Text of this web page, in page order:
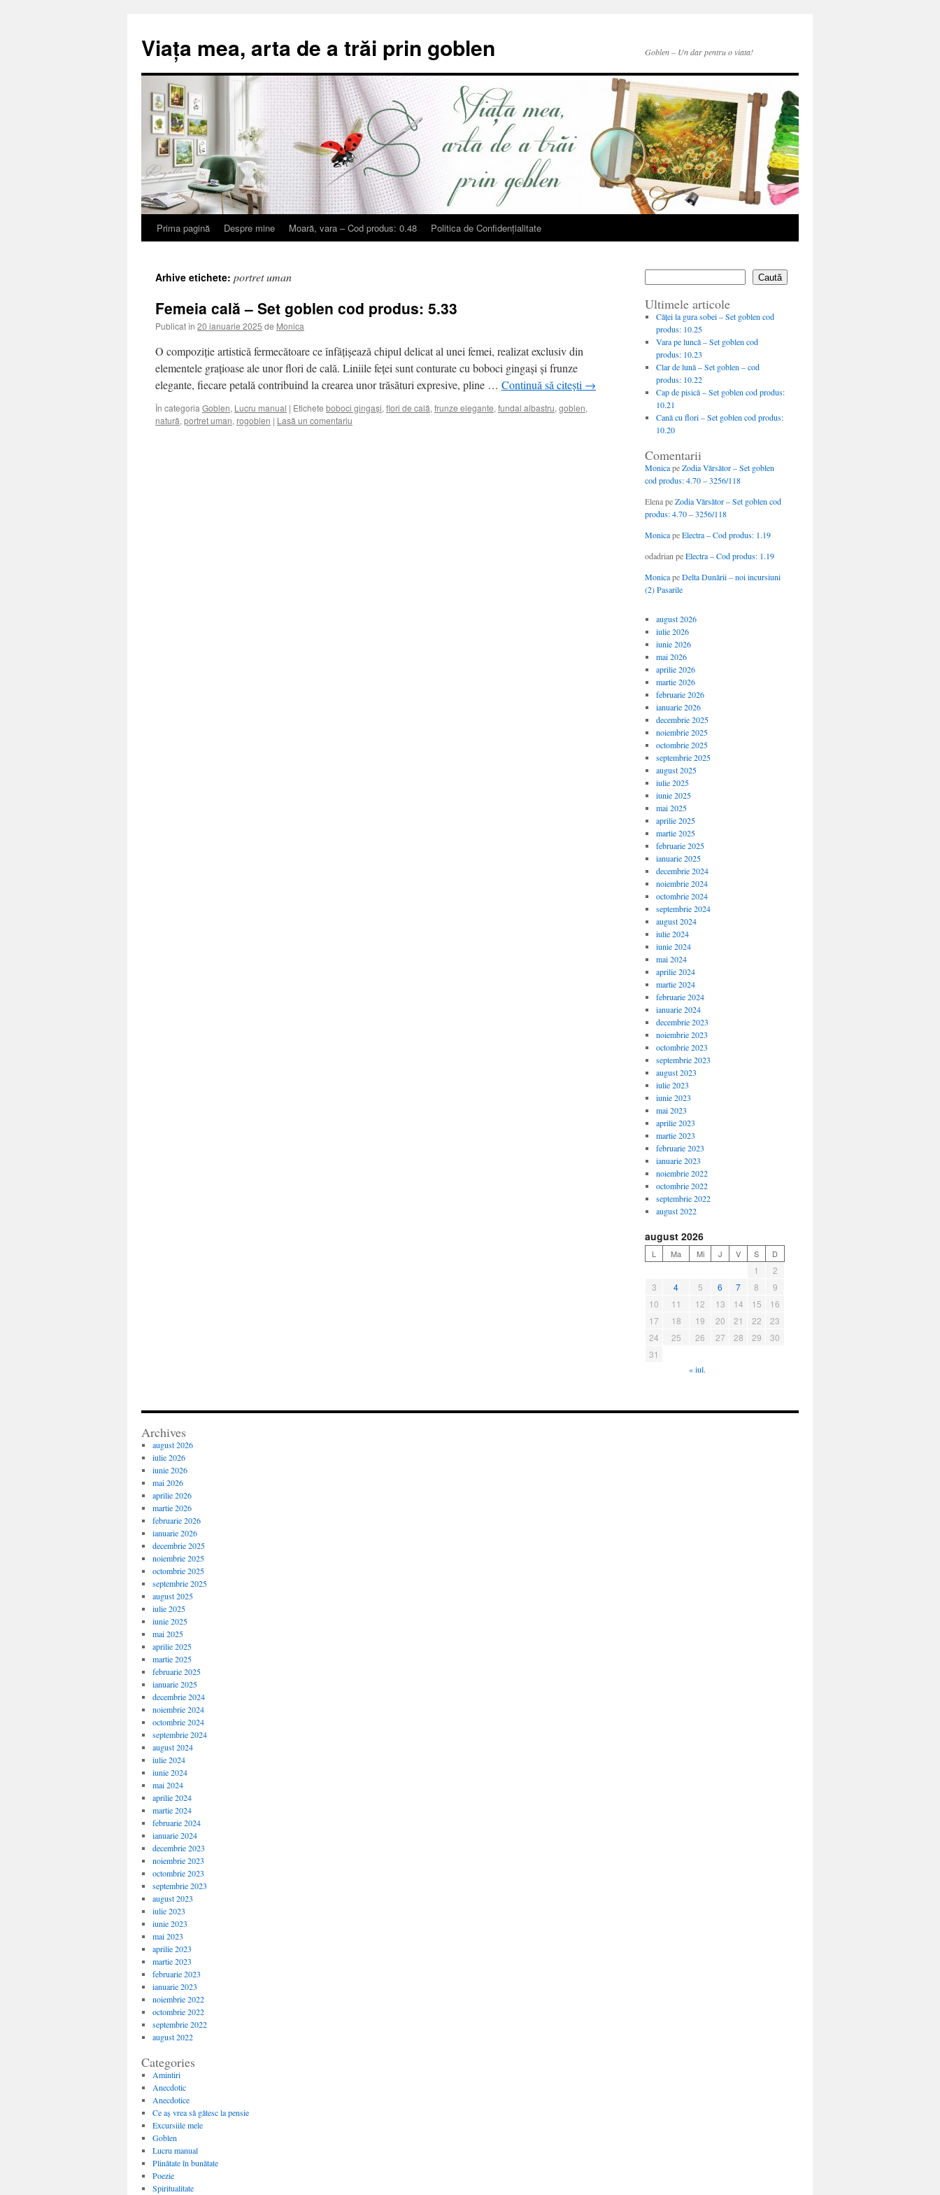
Viața mea, arta de a trăi prin goblen Goblen – Un dar pentru o viata!
Sari
conținut
Prima pagină Despre mine Moară, vara – Cod produs: 0.48 Politica de Confidențialitate
Arhive etichete: portret uman
Femeia cală – Set goblen cod produs: 5.33
Publicat în 20 ianuarie 2025 de Monica
O compoziție artistică fermecătoare ce înfățișează chipul delicat al unei femei, realizat exclusiv din
elementele grațioase ale unor flori de cală. Liniile feței sunt conturate cu boboci gingași și frunze
elegante, fiecare petală contribuind la crearea unor trăsături expresive, pline … Continuă să citești →
În categoria Goblen, Lucru manual | Etichete boboci gingași, flori de cală, frunze elegante, fundal albastru, goblen,
natură, portret uman, rogoblen | Lasă un comentariu
Caută
Ultimele articole
Căţei la gura sobei – Set goblen cod
produs: 10.25
Vara pe luncă – Set goblen cod
produs: 10.23
Clar de lună – Set goblen – cod
produs: 10.22
Cap de pisică – Set goblen cod produs:
10.21
Cană cu flori – Set goblen cod produs:
10.20
Comentarii
MonicapeZodia Vărsător – Set goblen
cod produs: 4.70 – 3256/118
ElenapeZodia Vărsător – Set goblen cod
produs: 4.70 – 3256/118
MonicapeElectra – Cod produs: 1.19
odadrian peElectra – Cod produs: 1.19
MonicapeDelta Dunării – noi incursiuni
(2) Pasarile
august 2026
iulie 2026
iunie 2026
mai 2026
aprilie 2026
martie 2026
februarie 2026
ianuarie 2026
decembrie 2025
noiembrie 2025
octombrie 2025
septembrie 2025
august 2025
iulie 2025
iunie 2025
mai 2025
aprilie 2025
martie 2025
februarie 2025
ianuarie 2025
decembrie 2024
noiembrie 2024
octombrie 2024
septembrie 2024
august 2024
iulie 2024
iunie 2024
mai 2024
aprilie 2024
martie 2024
februarie 2024
ianuarie 2024
decembrie 2023
noiembrie 2023
octombrie 2023
septembrie 2023
august 2023
iulie 2023
iunie 2023
mai 2023
aprilie 2023
martie 2023
februarie 2023
ianuarie 2023
noiembrie 2022
octombrie 2022
septembrie 2022
august 2022
august 2026
L Ma Mi J V S D
1
2
3
4 5 6 7 8
9
10
11 12 13 14 15
16
17
18 19 20 21 22
23
24
25 26 27 28 29
30
31
« iul.
Archives
august 2026
iulie 2026
iunie 2026
mai 2026
aprilie 2026
martie 2026
februarie 2026
ianuarie 2026
decembrie 2025
noiembrie 2025
octombrie 2025
septembrie 2025
august 2025
iulie 2025
iunie 2025
mai 2025
aprilie 2025
martie 2025
februarie 2025
ianuarie 2025
decembrie 2024
noiembrie 2024
octombrie 2024
septembrie 2024
august 2024
iulie 2024
iunie 2024
mai 2024
aprilie 2024
martie 2024
februarie 2024
ianuarie 2024
decembrie 2023
noiembrie 2023
octombrie 2023
septembrie 2023
august 2023
iulie 2023
iunie 2023
mai 2023
aprilie 2023
martie 2023
februarie 2023
ianuarie 2023
noiembrie 2022
octombrie 2022
septembrie 2022
august 2022
Categories
Amintiri
Anecdotic
Anecdotice
Ce aș vrea să gătesc la pensie
Excursiile mele
Goblen
Lucru manual
Plinătate în bunătate
Poezie
Spiritualitate